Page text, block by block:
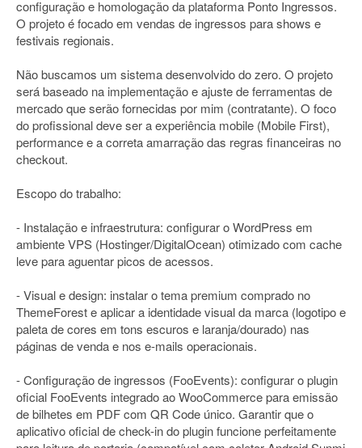
configuração e homologação da plataforma Ponto Ingressos.
O projeto é focado em vendas de ingressos para shows e
festivais regionais.
Não buscamos um sistema desenvolvido do zero. O projeto
será baseado na implementação e ajuste de ferramentas de
mercado que serão fornecidas por mim (contratante). O foco
do profissional deve ser a experiência mobile (Mobile First),
performance e a correta amarração das regras financeiras no
checkout.
Escopo do trabalho:
- Instalação e infraestrutura: configurar o WordPress em
ambiente VPS (Hostinger/DigitalOcean) otimizado com cache
leve para aguentar picos de acessos.
- Visual e design: instalar o tema premium comprado no
ThemeForest e aplicar a identidade visual da marca (logotipo e
paleta de cores em tons escuros e laranja/dourado) nas
páginas de venda e nos e-mails operacionais.
- Configuração de ingressos (FooEvents): configurar o plugin
oficial FooEvents integrado ao WooCommerce para emissão
de bilhetes em PDF com QR Code único. Garantir que o
aplicativo oficial de check-in do plugin funcione perfeitamente